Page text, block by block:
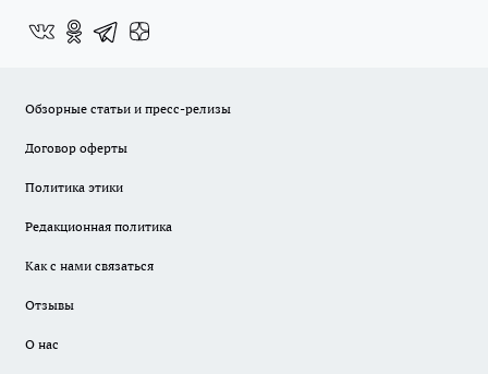
Обзорные статьи и пресс-релизы
Договор оферты
Политика этики
Редакционная политика
Как с нами связаться
Отзывы
О нас